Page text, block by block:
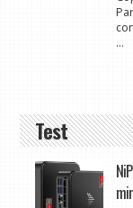
...
Test